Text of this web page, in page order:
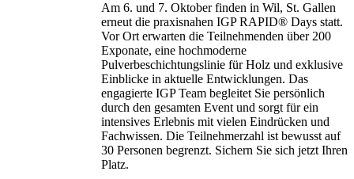
Am 6. und 7. Oktober finden in Wil, St. Gallen
erneut die praxisnahen IGP RAPID® Days statt.
Vor Ort erwarten die Teilnehmenden über 200
Exponate, eine hochmoderne
Pulverbeschichtungslinie für Holz und exklusive
Einblicke in aktuelle Entwicklungen. Das
engagierte IGP Team begleitet Sie persönlich
durch den gesamten Event und sorgt für ein
intensives Erlebnis mit vielen Eindrücken und
Fachwissen. Die Teilnehmerzahl ist bewusst auf
30 Personen begrenzt. Sichern Sie sich jetzt Ihren
Platz.